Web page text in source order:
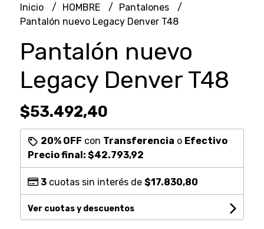
Inicio HOMBRE
Pantalones
Pantalón nuevo Legacy Denver T48
Pantalón nuevo
Legacy Denver T48
$53.492,40
20% OFF con Transferencia o Efectivo
Precio final: $42.793,92
3cuotas sin interés de $17.830,80
Ver cuotas y descuentos